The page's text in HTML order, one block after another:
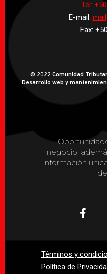
Tel:
E-mail:
Fax:
© 2022 Comunidad
Desarrollo web y
negocio,
información
Términos y
Política de